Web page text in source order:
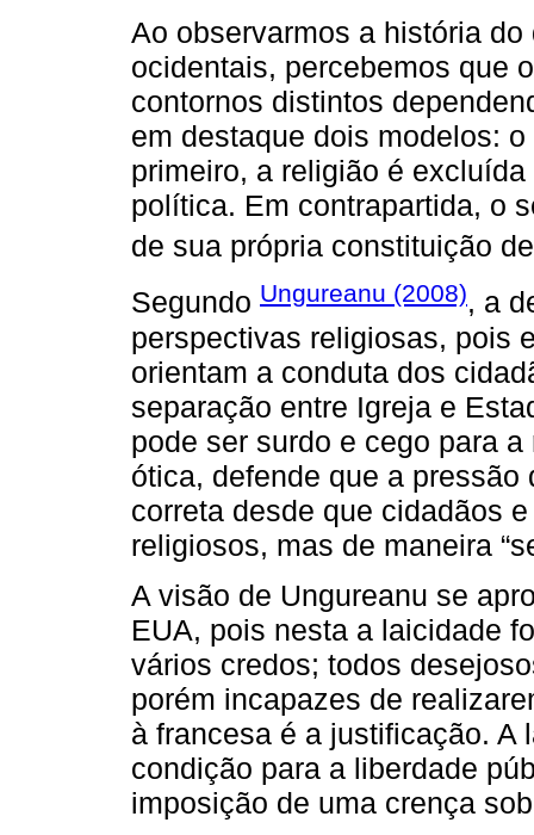
Ao observarmos a história
ocidentais, percebemos que
contornos distintos
em destaque dois modelos:
primeiro, a religião é
política. Em contrapartida, o
de sua própria constituição
Segundo Ungureanu (2008), a
perspectivas religiosas, pois
orientam a conduta dos
separação entre Igreja e
pode ser surdo e cego para
ótica, defende que a
correta desde que cidadãos
religiosos, mas de maneira
A visão de Ungureanu se
EUA, pois nesta a laicidade
vários credos; todos
porém incapazes de
à francesa é a justificação. A
condição para a liberdade
imposição de uma crença